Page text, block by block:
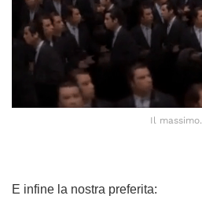
Il massimo.
E infine la nostra preferita: